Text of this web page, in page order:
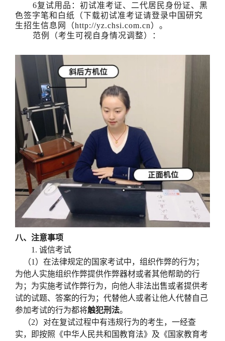
6复试用品：初试准考证、二代居民身份证、黑
色签字笔和白纸（下载初试准考证请登录中国研究
生招生信息网（http://yz.chsi.com.cn）。
范例（考生可视自身情况调整）：
八、注意事项
1. 诚信考试
（1 ）在法律规定的国家考试中，组织作弊的行为；
为他人实施组织作弊提供作弊器材或者其他帮助的行
为；为实施考试作弊行为，向他人非法出售或者提供考
试的试题、答案的行为；代替他人或者让他人代替自己
参加考试的行为都将触犯刑法。
（2）对在复试过程中有违规行为的考生，一经查
实，即按照 《中华人民共和国教育法》及《国家教育考